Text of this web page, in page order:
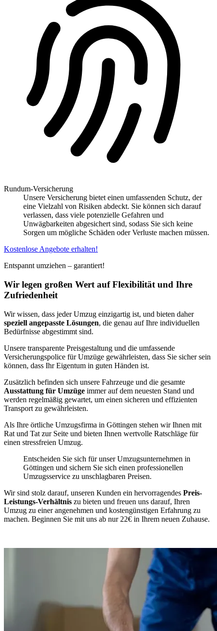
Rundum-Versicherung
Unsere Versicherung bietet einen umfassenden Schutz, der
eine Vielzahl von Risiken abdeckt. Sie können sich darauf
verlassen, dass viele potenzielle Gefahren und
Unwägbarkeiten abgesichert sind, sodass Sie sich keine
Sorgen um mögliche Schäden oder Verluste machen müssen.
Kostenlose Angebote erhalten!
Entspannt umziehen – garantiert!
Wir legen großen Wert auf Flexibilität und Ihre
Zufriedenheit
Wir wissen, dass jeder Umzug einzigartig ist, und bieten daher
speziell angepasste Lösungen, die genau auf Ihre individuellen
Bedürfnisse abgestimmt sind.
Unsere transparente Preisgestaltung und die umfassende
Versicherungspolice für Umzüge gewährleisten, dass Sie sicher sein
können, dass Ihr Eigentum in guten Händen ist.
Zusätzlich befinden sich unsere Fahrzeuge und die gesamte
Ausstattung für Umzüge immer auf dem neuesten Stand und
werden regelmäßig gewartet, um einen sicheren und effizienten
Transport zu gewährleisten.
Als Ihre örtliche Umzugsfirma in Göttingen stehen wir Ihnen mit
Rat und Tat zur Seite und bieten Ihnen wertvolle Ratschläge für
einen stressfreien Umzug.
Entscheiden Sie sich für unser Umzugsunternehmen in
Göttingen und sichern Sie sich einen professionellen
Umzugsservice zu unschlagbaren Preisen.
Wir sind stolz darauf, unseren Kunden ein hervorragendes Preis-
Leistungs-Verhältnis zu bieten und freuen uns darauf, Ihren
Umzug zu einer angenehmen und kostengünstigen Erfahrung zu
machen. Beginnen Sie mit uns ab nur 22€ in Ihrem neuen Zuhause.